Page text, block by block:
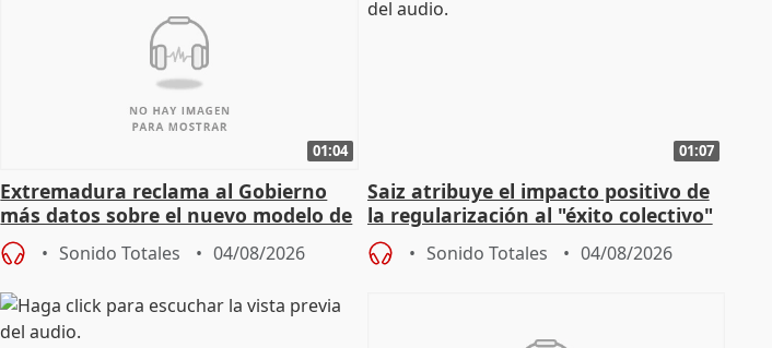
01:04
Extremadura reclama al Gobierno
más datos sobre el nuevo modelo de
financiación
Sonido Totales 04/08/2026
01:07
Saiz atribuye el impacto positivo de
la regularización al "éxito colectivo"
del Gobierno
Sonido Totales 04/08/2026